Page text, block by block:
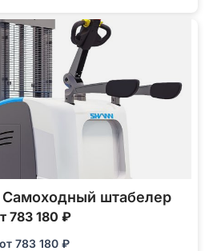
Самоходный штабелер
783 180 ₽
от 783 180 ₽